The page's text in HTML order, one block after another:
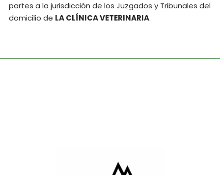
partes a la jurisdicción de los Juzgados y Tribunales del
domicilio de LA CLÍNICA VETERINARIA.